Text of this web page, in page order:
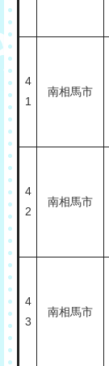
4
1
南相馬市
4
2
南相馬市
4
3
南相馬市